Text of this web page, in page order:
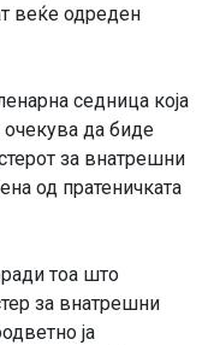
веќе одреден
седница која
да биде
за внатрешни
од пратеничката
тоа што
за внатрешни
ја